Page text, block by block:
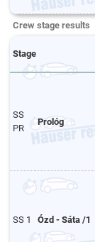
Crew stage results
Stage
SS
PR
Prológ
SS 1 Ózd - Sáta /1